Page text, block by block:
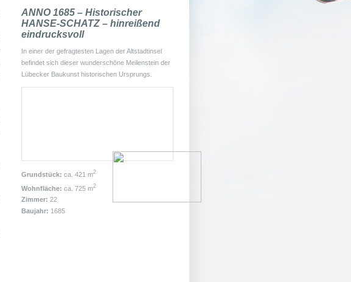
ANNO 1685 – Historischer
HANSE-SCHATZ – hinreißend
eindrucksvoll
In einer der gefragtesten Lagen der Altstadtinsel
befindet sich dieser wunderschöne Meilenstein der
Lübecker Baukunst historischen Ursprungs.
Grundstück: ca. 421 m2
Wohnfläche: ca. 725 m2
Zimmer: 22
Baujahr: 1685